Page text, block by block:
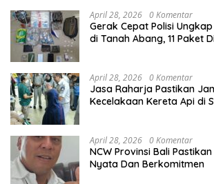
April 28, 2026 0 Komentar
Gerak Cepat Polisi
di Tanah Abang, 11 Paket
April 28, 2026 0 Komentar
Jasa Raharja Pastikan
Kecelakaan Kereta Api di
April 28, 2026 0 Komentar
NCW Provinsi Bali
Nyata Dan Berkomitmen